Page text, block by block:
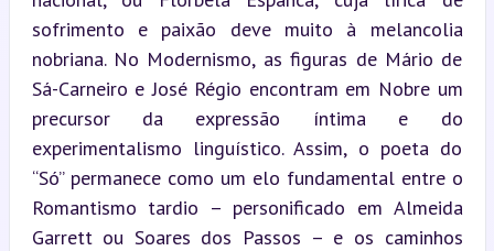
sofrimento e paixão deve muito à melancolia
nobriana. No Modernismo, as figuras de Mário de
Sá-Carneiro e José Régio encontram em Nobre um
precursor da expressão íntima e do
experimentalismo linguístico. Assim, o poeta do
“Só” permanece como um elo fundamental entre o
Romantismo tardio – personificado em Almeida
Garrett ou Soares dos Passos – e os caminhos